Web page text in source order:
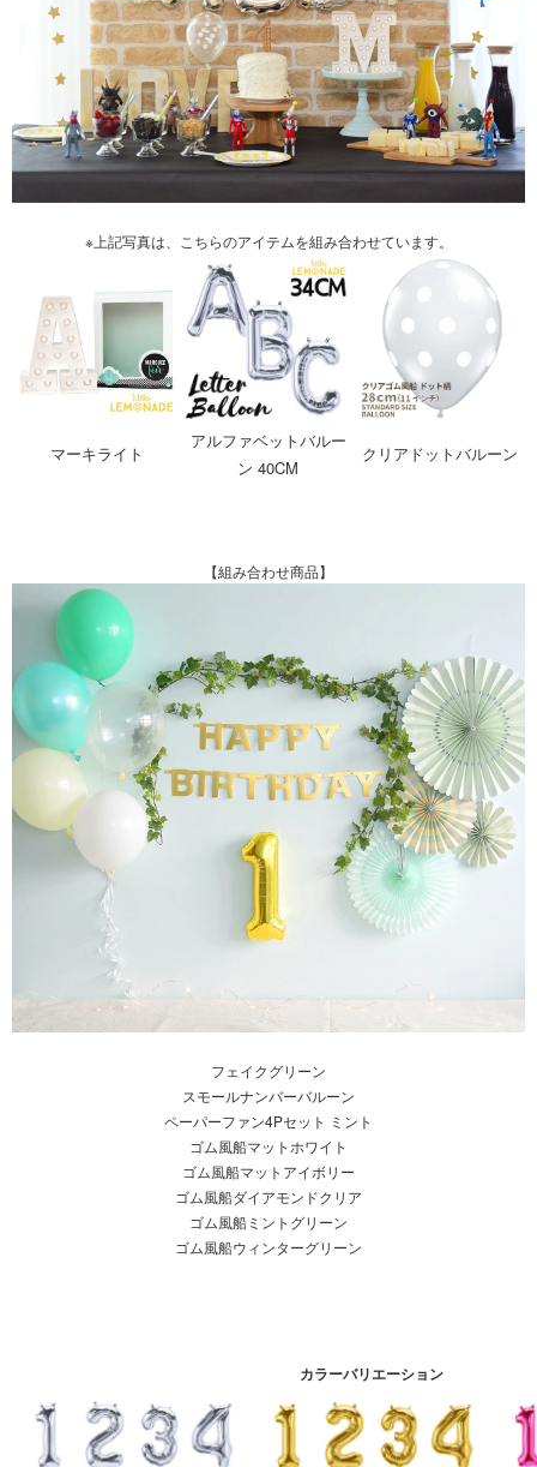
※上記写真は、こちらのアイテムを組み合わせています。
マーキライト
アルファベットバルー
ン 40CM
クリアドットバルーン
【組み合わせ商品】
フェイクグリーン
スモールナンバーバルーン
ペーパーファン4Pセット ミント
ゴム風船マットホワイト
ゴム風船マットアイボリー
ゴム風船ダイアモンドクリア
ゴム風船ミントグリーン
ゴム風船ウィンターグリーン
カラーバリエーション